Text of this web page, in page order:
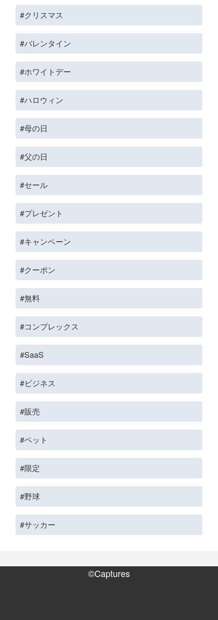
#クリスマス
#バレンタイン
#ホワイトデー
#ハロウィン
#母の日
#父の日
#セール
#プレゼント
#キャンペーン
#クーポン
#無料
#コンプレックス
#SaaS
#ビジネス
#販売
#ペット
#限定
#野球
#サッカー
©Captures